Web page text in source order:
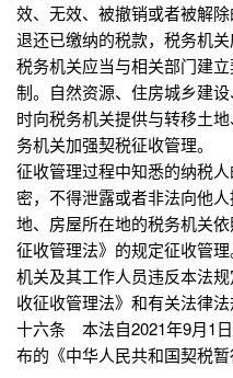
效、无效、被撤销或者被解
退还已缴纳的税款，税务
税务机关应当与相关部门建
制。自然资源、住房城乡建
时向税务机关提供与转移土
务机关加强契税征收管理
征收管理过程中知悉的纳税
密，不得泄露或者非法向
地、房屋所在地的税务机关
征收管理法》的规定征收
机关及其工作人员违反本法
收征收管理法》和有关法
十六条 本法自2021年9月1
布的《中华人民共和国契税暂